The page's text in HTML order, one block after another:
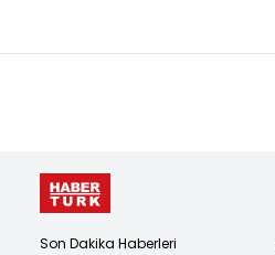
Son Dakika Haberleri